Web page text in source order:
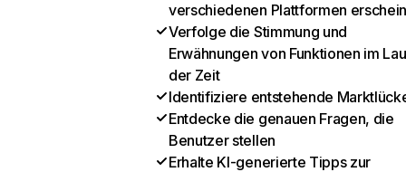
verschiedenen Plattformen
Verfolge die Stimmung und
Erwähnungen von Funktionen im
der Zeit
Identifiziere entstehende
Entdecke die genauen Fragen, die
Benutzer stellen
Erhalte KI-generierte Tipps zur